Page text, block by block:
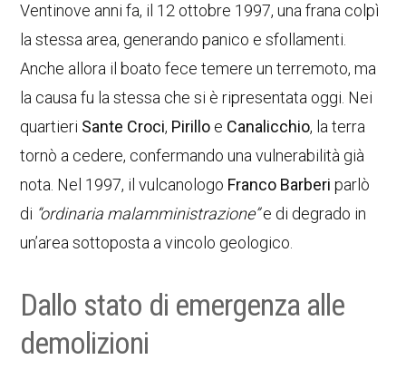
Ventinove anni fa, il 12 ottobre 1997, una frana colpì
la stessa area, generando panico e sfollamenti.
Anche allora il boato fece temere un terremoto, ma
la causa fu la stessa che si è ripresentata oggi. Nei
quartieri Sante Croci, Pirillo e Canalicchio, la terra
tornò a cedere, confermando una vulnerabilità già
nota. Nel 1997, il vulcanologo Franco Barberi parlò
di “ordinaria malamministrazione”e di degrado in
un’area sottoposta a vincolo geologico.
Dallo stato di emergenza alle
demolizioni